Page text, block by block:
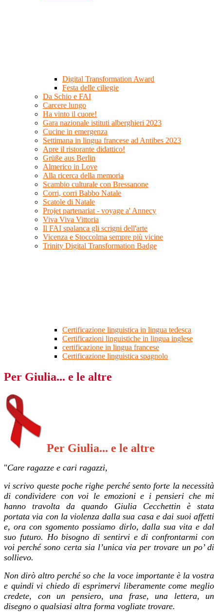
Digital Transformation Award
Festa delle ciliegie
Da Schio e FAI
Carcere lungo
Ha vinto il cuore!
Gara nazionale istituti alberghieri 2023
Cucine in emergenza
Settimana in lingua francese ad Antibes 2023
Apre il ristorante didattico!
Grüße aus Berlin
Almerico in Love
Alla ricerca della memoria
Scambio culturale con Bressanone
Corri, corri Babbo Natale
Scatole di Natale
Projet partenariat - voyage a' Annecy
Viva Viva Vittoria
Il FAI spalanca gli scrigni dell'arte
Vicenza e Stoccolma sempre più vicine
Trinity Digital Transformation Badge
Certificazione linguistica in lingua tedesca
Certificazioni linguistiche in lingua inglese
certificazione in lingua francese
Certificazione linguistica spagnolo
Per Giulia... e le altre
Per Giulia... e le altre
"Care ragazze e cari ragazzi,
vi scrivo queste poche righe perché sento forte la necessità
di condividere con voi le emozioni e i pensieri che mi
hanno travolta da quando Giulia Cecchettin è stata
portata via con la violenza dalla sua casa e dai suoi affetti
e, ora con sgomento possiamo dirlo, dalla sua vita e dal
suo futuro. Ho bisogno di sentirvi e di confrontarmi con
voi perché sono certa sia l’unica via per trovare un po’ di
sollievo.
Non dirò altro perché so che la voce importante è la vostra
e quindi vi chiedo di esprimervi liberamente come meglio
credete, con un pensiero, una frase, una lettera, un
disegno o qualsiasi altra forma vogliate trovare.